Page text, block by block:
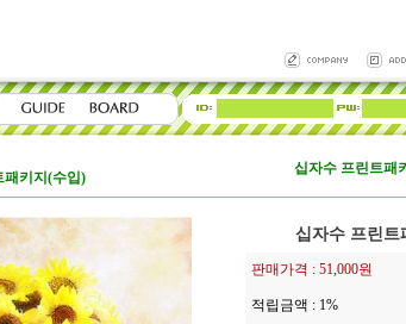
패키지(수입)
십자수 프린트패
십자수 프린트
판매가격 : 51,000원
적립금액 : 1%